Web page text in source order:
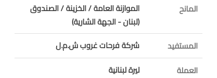
المانح
الموازنة العامة / الخزينة / الصندوق
(لبنان - الجهة الشارية)
المستفيد
شركة فرحات غروب ش.م.ل
العملة
ليرة لبنانية